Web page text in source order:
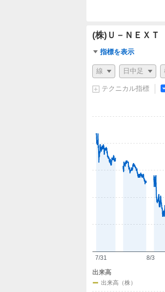
(株)Ｕ－ＮＥＸＴ
チ
ャ
ー
ト
指
指標を表示
チ
ャ
ー
設
テクニカル指標
7/31 8/3
出来高
出来高（株）